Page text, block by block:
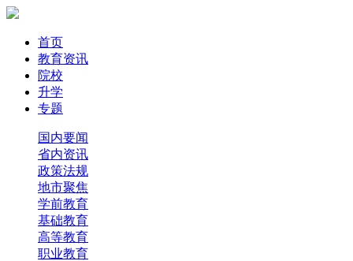
首页
教育资讯
院校
升学
专题
国内要闻
省内资讯
政策法规
地市聚焦
学前教育
基础教育
高等教育
职业教育